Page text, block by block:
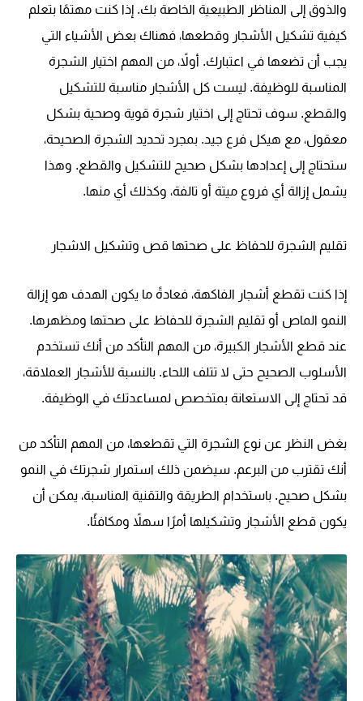
والذوق إلى المناظر الطبيعية الخاصة بك. إذا كنت مهتمًا بتعلم
كيفية تشكيل الأشجار وقطعها، فهناك بعض الأشياء التي
يجب أن تضعها في اعتبارك. أولاً، من المهم اختيار الشجرة
المناسبة للوظيفة. ليست كل الأشجار مناسبة للتشكيل
والقطع. سوف تحتاج إلى اختيار شجرة قوية وصحية بشكل
معقول، مع هيكل فرع جيد. بمجرد تحديد الشجرة الصحيحة،
ستحتاج إلى إعدادها بشكل صحيح للتشكيل والقطع. وهذا
يشمل إزالة أي فروع ميتة أو تالفة، وكذلك أي منها.
تقليم الشجرة للحفاظ على صحتها قص وتشكيل الاشجار
إذا كنت تقطع أشجار الفاكهة، فعادةً ما يكون الهدف هو إزالة
النمو الماص أو تقليم الشجرة للحفاظ على صحتها ومظهرها.
عند قطع الأشجار الكبيرة، من المهم التأكد من أنك تستخدم
الأسلوب الصحيح حتى لا تتلف اللحاء. بالنسبة للأشجار العملاقة،
قد تحتاج إلى الاستعانة بمتخصص لمساعدتك في الوظيفة.
بغض النظر عن نوع الشجرة التي تقطعها، من المهم التأكد من
أنك تقترب من البرعم. سيضمن ذلك استمرار شجرتك في النمو
بشكل صحيح. باستخدام الطريقة والتقنية المناسبة، يمكن أن
يكون قطع الأشجار وتشكيلها أمرًا سهلاً ومكافئًا.